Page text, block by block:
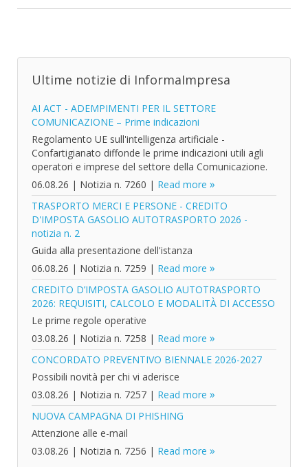
Ultime notizie di InformaImpresa
AI ACT - ADEMPIMENTI PER IL SETTORE
COMUNICAZIONE – Prime indicazioni
Regolamento UE sull'intelligenza artificiale -
Confartigianato diffonde le prime indicazioni utili agli
operatori e imprese del settore della Comunicazione.
06.08.26 | Notizia n. 7260 | Read more
TRASPORTO MERCI E PERSONE - CREDITO
D'IMPOSTA GASOLIO AUTOTRASPORTO 2026 -
notizia n. 2
Guida alla presentazione dell'istanza
06.08.26 | Notizia n. 7259 | Read more
CREDITO D’IMPOSTA GASOLIO AUTOTRASPORTO
2026: REQUISITI, CALCOLO E MODALITÀ DI ACCESSO
Le prime regole operative
03.08.26 | Notizia n. 7258 | Read more
CONCORDATO PREVENTIVO BIENNALE 2026-2027
Possibili novità per chi vi aderisce
03.08.26 | Notizia n. 7257 | Read more
NUOVA CAMPAGNA DI PHISHING
Attenzione alle e-mail
03.08.26 | Notizia n. 7256 | Read more